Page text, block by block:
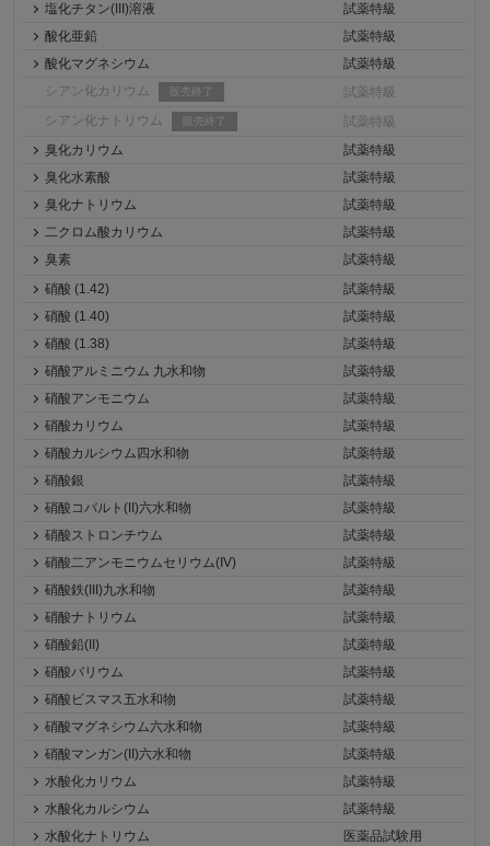
塩化チタン(III)溶液
試薬特級
酸化亜鉛
試薬特級
酸化マグネシウム
試薬特級
シアン化カリウム
販売終了
試薬特級
シアン化ナトリウム
販売終了
試薬特級
臭化カリウム
試薬特級
臭化水素酸
試薬特級
臭化ナトリウム
試薬特級
二クロム酸カリウム
試薬特級
臭素
試薬特級
硝酸 (1.42)
試薬特級
硝酸 (1.40)
試薬特級
硝酸 (1.38)
試薬特級
硝酸アルミニウム 九水和物
試薬特級
硝酸アンモニウム
試薬特級
硝酸カリウム
試薬特級
硝酸カルシウム四水和物
試薬特級
硝酸銀
試薬特級
硝酸コバルト(II)六水和物
試薬特級
硝酸ストロンチウム
試薬特級
硝酸二アンモニウムセリウム(IV)
試薬特級
硝酸鉄(III)九水和物
試薬特級
硝酸ナトリウム
試薬特級
硝酸鉛(II)
試薬特級
硝酸バリウム
試薬特級
硝酸ビスマス五水和物
試薬特級
硝酸マグネシウム六水和物
試薬特級
硝酸マンガン(II)六水和物
試薬特級
水酸化カリウム
試薬特級
水酸化カルシウム
試薬特級
水酸化ナトリウム
医薬品試験用